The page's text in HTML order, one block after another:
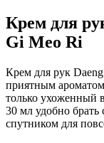
Крем для
Gi Meo Ri
Крем для рук
приятным
только ухоженный
30 мл удобно брать
спутником для